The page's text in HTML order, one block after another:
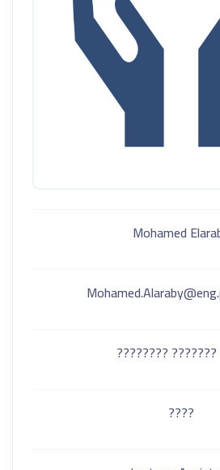
Mohamed
???? ???????
????